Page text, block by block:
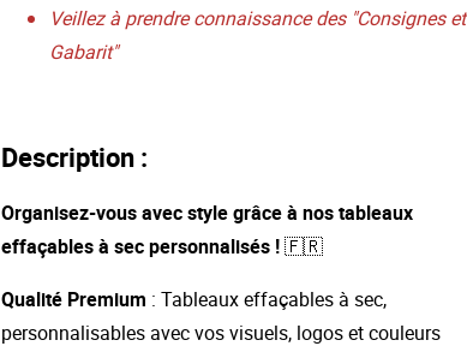
Veillez à prendre connaissance des "Consignes et
Gabarit"
Description :
Organisez-vous avec style grâce à nos tableaux
effaçables à sec personnalisés !🇫🇷
Qualité Premium : Tableaux effaçables à sec,
personnalisables avec vos visuels, logos et couleurs